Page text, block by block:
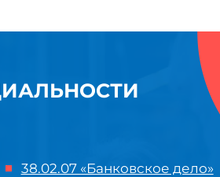
38.02.07 «Банковское дело»